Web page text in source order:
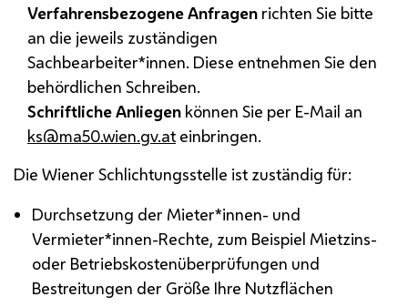
Verfahrensbezogene Anfragen richten Sie bitte
an die jeweils zuständigen
Sachbearbeiter*innen. Diese entnehmen Sie den
behördlichen Schreiben.
Schriftliche Anliegen können Sie per E-Mail an
ks@ma50.wien.gv.at einbringen.
Die Wiener Schlichtungsstelle ist zuständig für:
Durchsetzung der Mieter*innen- und
Vermieter*innen-Rechte, zum Beispiel Mietzins-
oder Betriebskostenüberprüfungen und
Bestreitungen der Größe Ihre Nutzflächen